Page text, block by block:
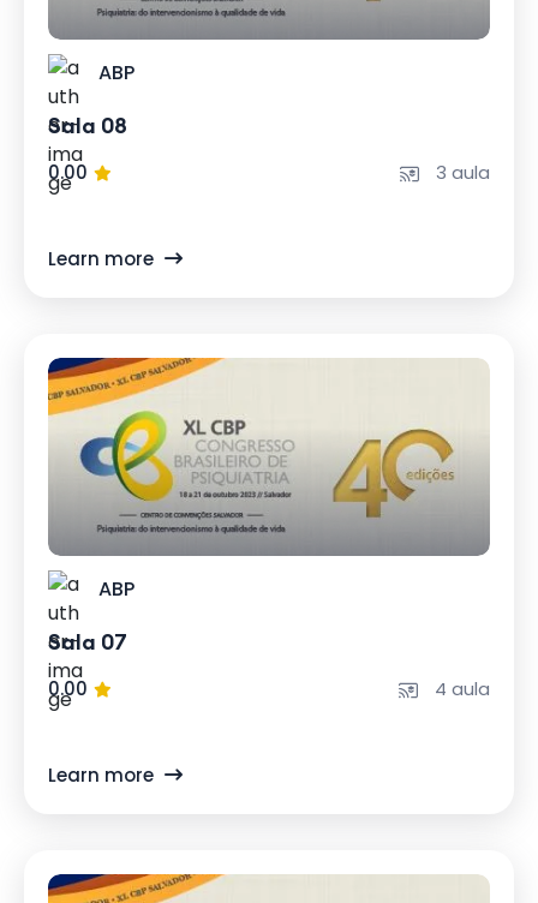
ABP
Sala 08
0.00 3 aula
Learn more
ABP
Sala 07
0.00 4 aula
Learn more